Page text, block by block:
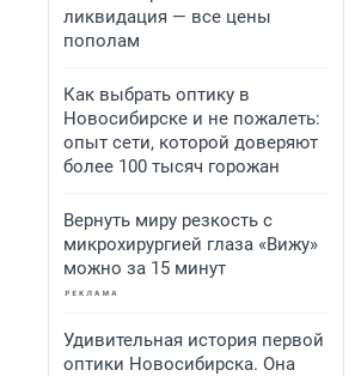
ликвидация — все цены
пополам
Как выбрать оптику в
Новосибирске и не пожалеть:
опыт сети, которой доверяют
более 100 тысяч горожан
Вернуть миру резкость с
микрохирургией глаза «Вижу»
можно за 15 минут
Удивительная история первой
оптики Новосибирска. Она